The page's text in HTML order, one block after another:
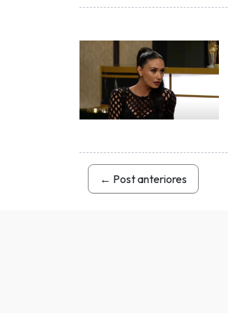
← Post anteriores